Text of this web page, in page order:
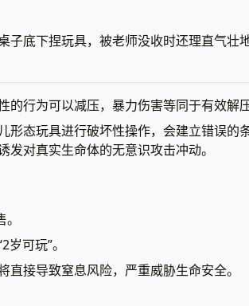
子底下捏玩具，被老师没收时还理直气壮
的行为可以减压，暴力伤害等同于有效解
形态玩具进行破坏性操作，会建立错误的
对真实生命体的无意识攻击冲动。
可玩”。
接导致窒息风险，严重威胁生命安全。